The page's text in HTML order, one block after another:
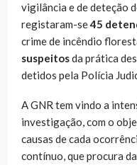
vigilância e de deteção
registaram-se45
crime de incêndio
suspeitosda prática
detidos pela Polícia
A GNR tem vindo a
investigação, com o
causas de cada
contínuo, que procura